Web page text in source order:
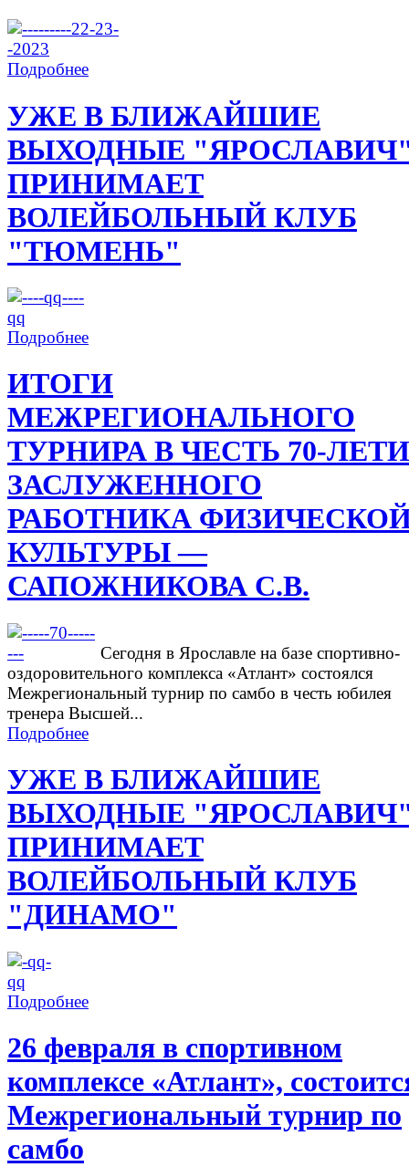
Подробнее
УЖЕ В БЛИЖАЙШИЕ
ВЫХОДНЫЕ
ПРИНИМАЕТ
ВОЛЕЙБОЛЬНЫЙ КЛУБ
"ТЮМЕНЬ"
Подробнее
ИТОГИ
МЕЖРЕГИОНАЛЬНОГО
ТУРНИРА В ЧЕСТЬ 70-
ЗАСЛУЖЕННОГО
РАБОТНИКА
КУЛЬТУРЫ —
САПОЖНИКОВА С.В.
Сегодня в Ярославле на базе спортивно-
оздоровительного комплекса «Атлант» состоялся
Межрегиональный турнир по самбо в честь юбилея
тренера Высшей...
Подробнее
УЖЕ В БЛИЖАЙШИЕ
ВЫХОДНЫЕ
ПРИНИМАЕТ
ВОЛЕЙБОЛЬНЫЙ КЛУБ
"ДИНАМО"
Подробнее
26 февраля в спортивном
комплексе «Атлант»,
Межрегиональный турнир по
самбо